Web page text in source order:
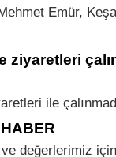
Emür,
ziyaretleri
ile
değerlerimiz